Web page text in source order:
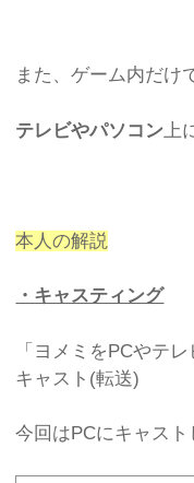
また、ゲーム内だけ
テレビやパソコン 上
本人の解説
・キャスティング
「ヨメミをPCやテ
キャスト(転送)
今回はPCにキャスト